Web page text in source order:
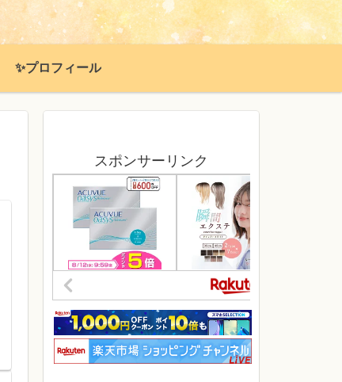
✨プロフィール
スポンサーリンク